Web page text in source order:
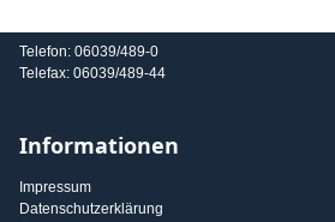
Telefon: 06039/489-0
Telefax: 06039/489-44
Informationen
Impressum
Datenschutzerklärung